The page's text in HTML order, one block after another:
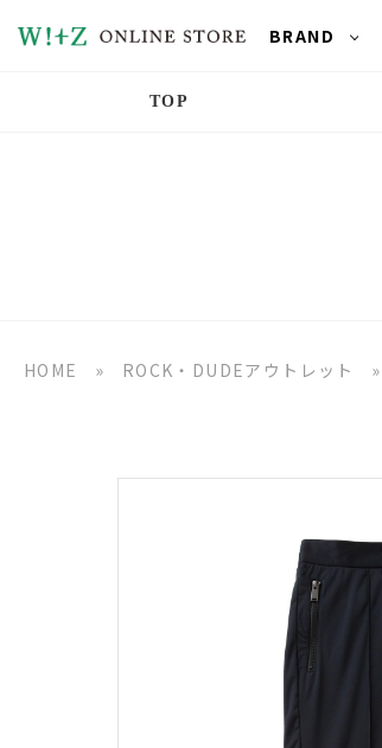
BRAND
TOP
HOME » ROCK・DUDEアウトレット »